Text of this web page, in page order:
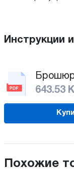
Инструкции
643.53
Похожие